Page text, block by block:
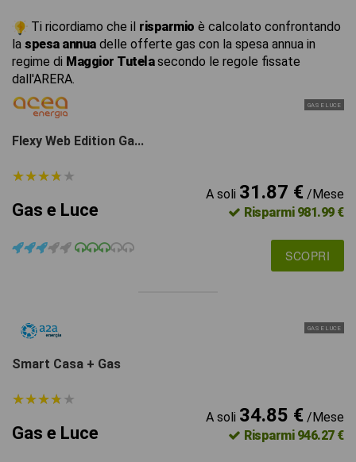
Ti ricordiamo che il risparmio è calcolato confrontando
la spesa annuadelle offerte gas con la spesa annua in
regime di Maggior Tutelasecondo le regole fissate
dall'ARERA.
GAS E LUCE
Flexy Web Edition Ga...
★★★★★
★★★★★
Gas e Luce
A soli 31.87 €/Mese
Risparmi 981.99 €
SCOPRI
GAS E LUCE
Smart Casa + Gas
★★★★★
★★★★★
Gas e Luce
A soli 34.85 €/Mese
Risparmi 946.27 €